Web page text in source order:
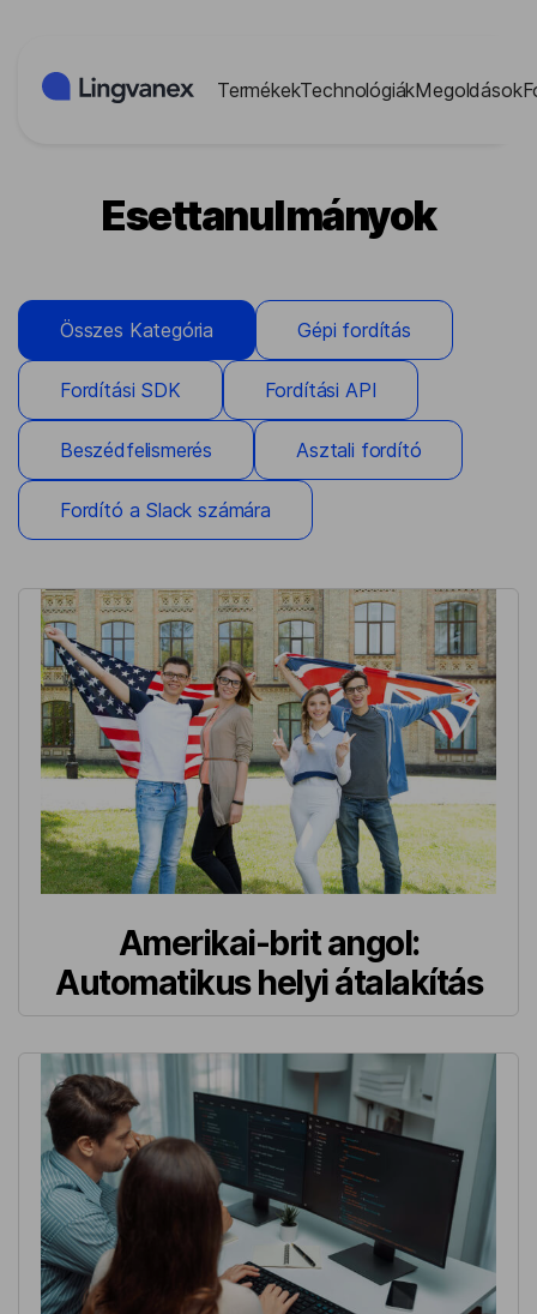
TermékekTechnológiákMegoldások
Esettanulmányok
Összes Kategória Gépi fordítás
Fordítási SDK Fordítási API
Beszédfelismerés Asztali fordító
Fordító a Slack számára
Amerikai-brit angol:
Automatikus helyi átalakítás